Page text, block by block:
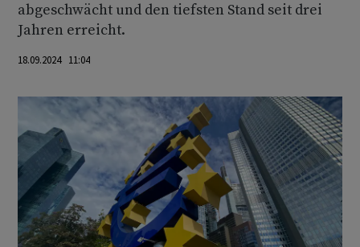
abgeschwächt und den tiefsten Stand seit drei
Jahren erreicht.
18.09.2024 11:04